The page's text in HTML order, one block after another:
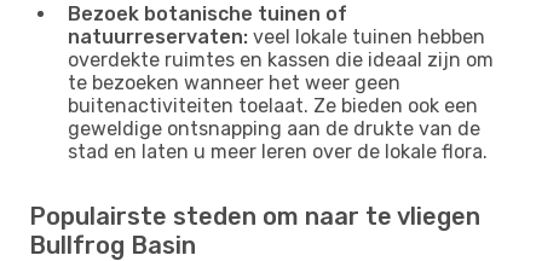
Bezoek botanische tuinen of
natuurreservaten: veel lokale tuinen hebben
overdekte ruimtes en kassen die ideaal zijn om
te bezoeken wanneer het weer geen
buitenactiviteiten toelaat. Ze bieden ook een
geweldige ontsnapping aan de drukte van de
stad en laten u meer leren over de lokale flora.
Populairste steden om naar te vliegen
Bullfrog Basin